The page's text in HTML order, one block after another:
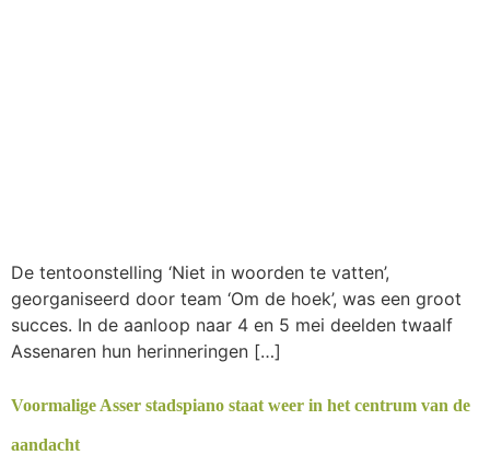
De tentoonstelling ‘Niet in woorden te vatten’,
georganiseerd door team ‘Om de hoek’, was een groot
succes. In de aanloop naar 4 en 5 mei deelden twaalf
Assenaren hun herinneringen […]
Voormalige Asser stadspiano staat weer in het centrum van de
aandacht